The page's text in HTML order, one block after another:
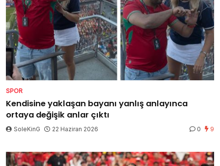
SPOR
Kendisine yaklaşan bayanı yanlış anlayınca
ortaya değişik anlar çıktı
SoleKinG 22 Haziran 2026 0 9